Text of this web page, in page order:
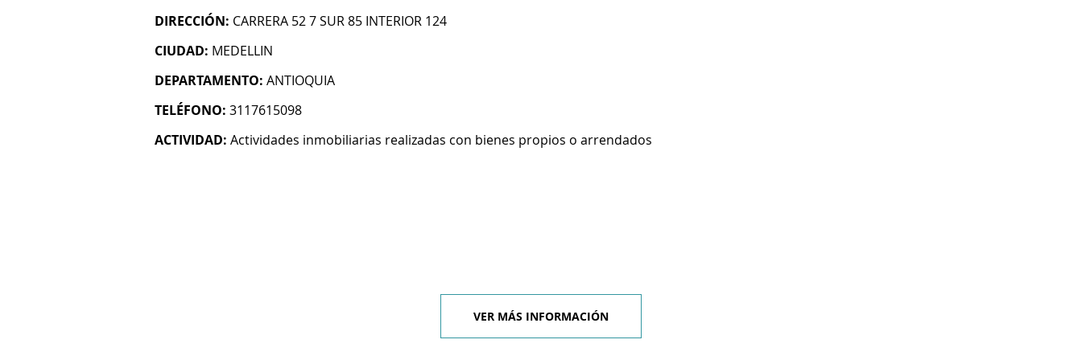
DIRECCIÓN: CARRERA 52 7 SUR 85 INTERIOR 124
CIUDAD: MEDELLIN
DEPARTAMENTO: ANTIOQUIA
TELÉFONO: 3117615098
ACTIVIDAD: Actividades inmobiliarias realizadas con bienes propios o arrendados
VER MÁS INFORMACIÓN